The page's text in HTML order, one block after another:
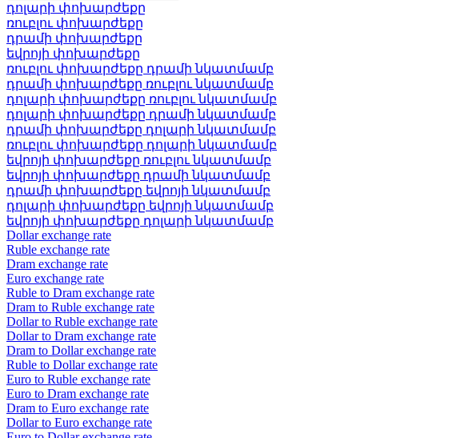
դոլարի փոխարժեքը
ռուբլու փոխարժեքը
դրամի փոխարժեքը
եվրոյի փոխարժեքը
ռուբլու փոխարժեքը դրամի նկատմամբ
դրամի փոխարժեքը ռուբլու նկատմամբ
դոլարի փոխարժեքը ռուբլու նկատմամբ
դոլարի փոխարժեքը դրամի նկատմամբ
դրամի փոխարժեքը դոլարի նկատմամբ
ռուբլու փոխարժեքը դոլարի նկատմամբ
եվրոյի փոխարժեքը ռուբլու նկատմամբ
եվրոյի փոխարժեքը դրամի նկատմամբ
դրամի փոխարժեքը եվրոյի նկատմամբ
դոլարի փոխարժեքը եվրոյի նկատմամբ
եվրոյի փոխարժեքը դոլարի նկատմամբ
Dollar exchange rate
Ruble exchange rate
Dram exchange rate
Euro exchange rate
Ruble to Dram exchange rate
Dram to Ruble exchange rate
Dollar to Ruble exchange rate
Dollar to Dram exchange rate
Dram to Dollar exchange rate
Ruble to Dollar exchange rate
Euro to Ruble exchange rate
Euro to Dram exchange rate
Dram to Euro exchange rate
Dollar to Euro exchange rate